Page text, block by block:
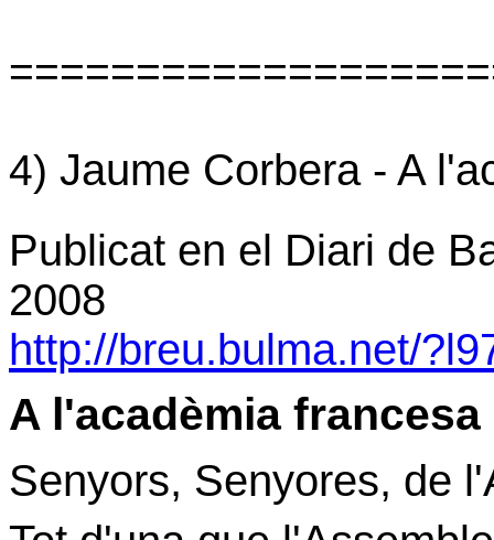
4) Jaume Corbera - A
Publicat en el Diari de
2008
http://breu.bulma.net/
A l'acadèmia francesa
Senyors, Senyores, de